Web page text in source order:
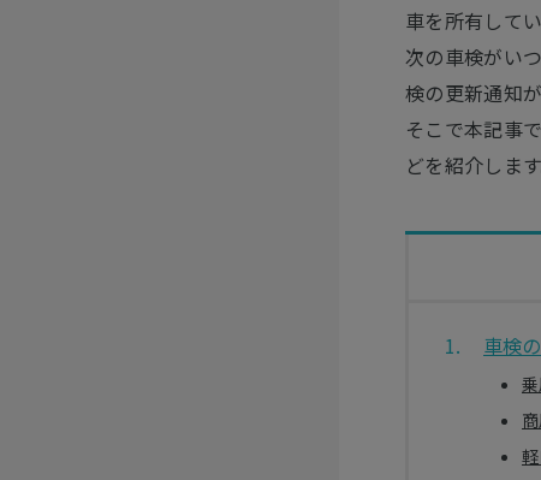
車を所有して
次の車検がい
検の更新通知
そこで本記事
どを紹介します
車検